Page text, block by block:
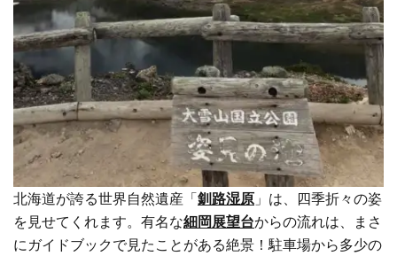
北海道が誇る世界自然遺産「釧路湿原」は、四季折々の姿
を見せてくれます。有名な細岡展望台からの流れは、まさ
にガイドブックで見たことがある絶景！駐車場から多少の